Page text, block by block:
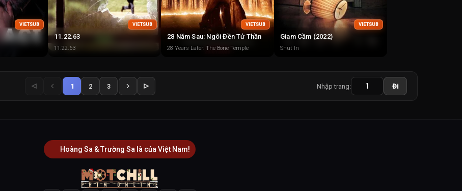
VIETSUB VIETSUB
11.22.63
11.22.63
VIETSUB
28 Năm Sau: Ngôi Đền Tử Thần
28 Years Later: The Bone Temple
VIETSUB
Giam Cầm (2022)
Shut In
1 2 3 Nhập trang: Đi
Hoàng Sa & Trường Sa là của Việt Nam!